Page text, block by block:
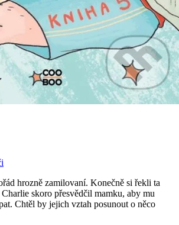
hrozně zamilovaní. Konečně si řekli ta
skoro přesvědčil mamku, aby mu
Chtěl by jejich vztah posunout o něco